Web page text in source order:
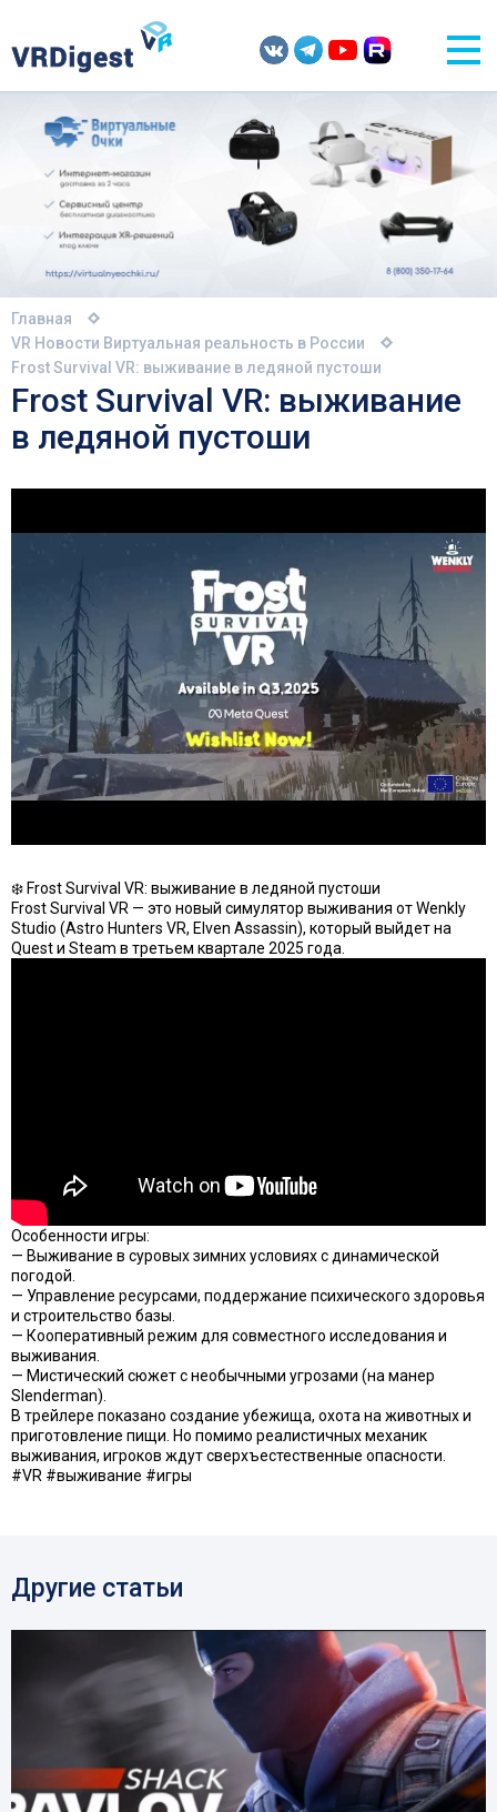
Главная
VR Новости Виртуальная реальность в России
Frost Survival VR: выживание в ледяной пустоши
Frost Survival VR: выживание
в ледяной пустоши
❄️ Frost Survival VR: выживание в ледяной пустоши
Frost Survival VR — это новый симулятор выживания от Wenkly
Studio (Astro Hunters VR, Elven Assassin), который выйдет на
Quest и Steam в третьем квартале 2025 года.
Особенности игры:
— Выживание в суровых зимних условиях с динамической
погодой.
— Управление ресурсами, поддержание психического здоровья
и строительство базы.
— Кооперативный режим для совместного исследования и
выживания.
— Мистический сюжет с необычными угрозами (на манер
Slenderman).
В трейлере показано создание убежища, охота на животных и
приготовление пищи. Но помимо реалистичных механик
выживания, игроков ждут сверхъестественные опасности.
#VR #выживание #игры
Другие статьи